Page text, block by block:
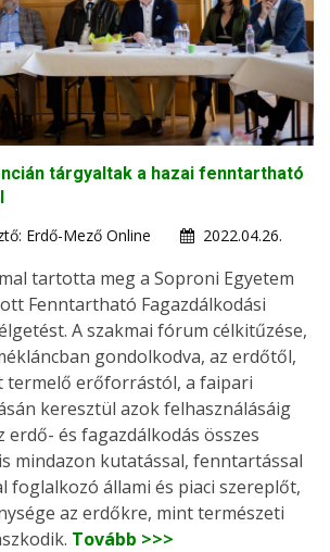
tárgyaltak a hazai fenntartható
Erdő-Mező Online
2022.04.26.
tartotta meg a Soproni Egyetem
Fenntartható Fagazdálkodási
A szakmai fórum célkitűzése,
gondolkodva, az erdőtől,
termelő erőforrástól, a faipari
keresztül azok felhasználásáig
erdő- és fagazdálkodás összes
mindazon kutatással, fenntartással
foglalkozó állami és piaci szereplőt,
az erdőkre, mint természeti
Tovább >>>